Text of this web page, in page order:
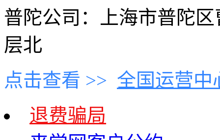
普陀公司：上海市普陀
层北
点击查看 >> 全国运营中
退费骗局